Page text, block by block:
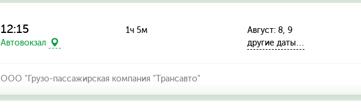
12:15
Автовокзал
1ч 5м
Август: 8, 9
другие даты…
ООО "Грузо-пассажирская компания "Трансавто"